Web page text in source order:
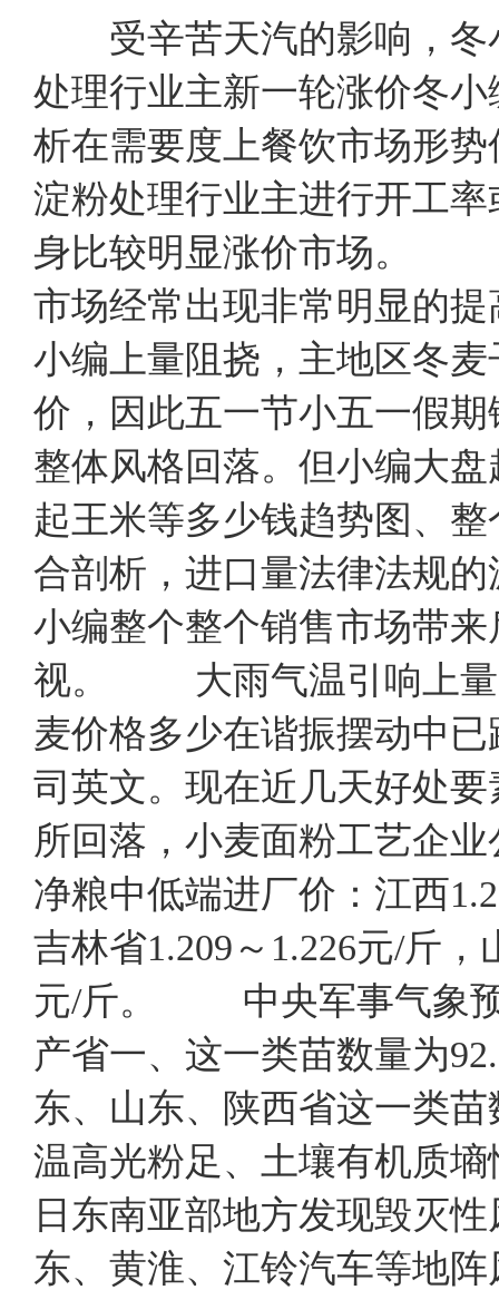
受辛苦天汽的影响，冬
处理行业主新一轮涨价冬
析在需要度上餐饮市场形
淀粉处理行业主进行开工
身比较明显涨价市场。
市场经常出现非常明显的
小编上量阻挠，主地区冬
价，因此五一节小五一假
整体风格回落。但小编大
起王米等多少钱趋势图、
合剖析，进口量法律法规
小编整个整个销售市场带
视。 大雨气温引响上
麦价格多少在谐振摆动中
司英文。现在近几天好处
所回落，小麦面粉工艺企
净粮中低端进厂价：江西
吉林省1.209～1.226元/斤，
元/斤。 中央军事气象预
产省一、这一类苗数量为
东、山东、陕西省这一类
温高光粉足、土壤有机质
日东南亚部地方发现毁灭
东、黄淮、江铃汽车等地